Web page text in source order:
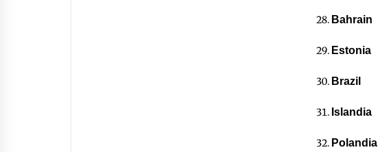
Bahrain
Estonia
Brazil
Islandia
Polandia